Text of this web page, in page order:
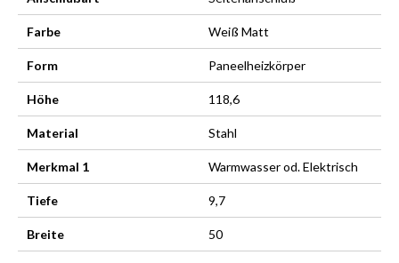
Farbe Weiß Matt
Form Paneelheizkörper
Höhe 118,6
Material Stahl
Merkmal 1 Warmwasser od. Elektrisch
Tiefe 9,7
Breite 50